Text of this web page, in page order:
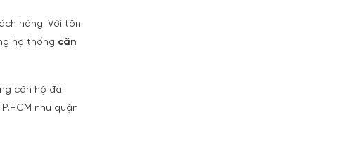
hàng. Với tôn
hệ thống căn
căn hộ đa
như quận